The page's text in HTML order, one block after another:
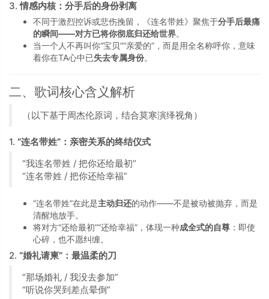
3.情感内核：分手后的身份剥离
不同于激烈控诉或悲伤挽留，《连名带姓》聚焦于分手后最痛
的瞬间——对方已将你彻底归还给世界。
当一个人不再叫你“宝贝”“亲爱的”，而是用全名称呼你，意味
着你在TA心中已失去专属身份。
二、歌词核心含义解析
（以下基于周杰伦原词，结合莫寒演绎视角）
1. “连名带姓”：亲密关系的终结仪式
“我连名带姓 / 把你还给最初”
“连名带姓 / 把你还给幸福”
“连名带姓”在此是主动归还的动作——不是被动被抛弃，而是
清醒地放手。
将对方“还给最初”“还给幸福”，体现一种成全式的自尊 ：即使
心碎，也不愿纠缠。
2. “婚礼请柬”：最温柔的刀
“那场婚礼 / 我没去参加”
“听说你哭到差点晕倒”